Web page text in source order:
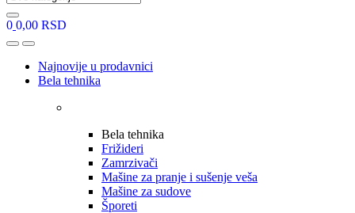
0 0,00 RSD
OpenClose
Najnovije u prodavnici
Bela tehnika
Bela tehnika
Frižideri
Zamrzivači
Mašine za pranje i sušenje veša
Mašine za sudove
Šporeti